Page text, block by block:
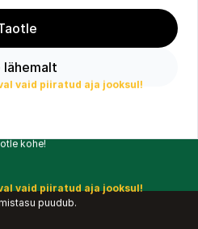
lähemalt
vaid piiratud aja jooksul!
kohe!
vaid piiratud aja jooksul!
puudub.